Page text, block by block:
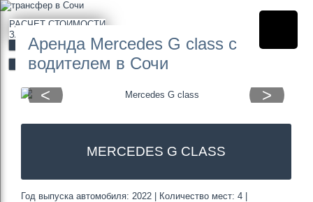
РАСЧЕТ СТОИМОСТИ
ЗА 3 МИНУТЫ
РАССЧИТАТЬ
ЗАКАЗАТЬ ОНЛАЙН
Аренда Mercedes G class с
водителем в Сочи
<
>
MERCEDES G CLASS
Год выпуска автомобиля: 2022 | Количество мест: 4 |